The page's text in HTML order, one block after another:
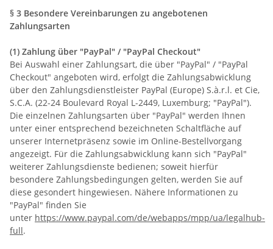
§ 3 Besondere Vereinbarungen zu angebotenen
Zahlungsarten
(1) Zahlung über "PayPal" / "PayPal Checkout"
Bei Auswahl einer Zahlungsart, die über "PayPal" / "PayPal
Checkout" angeboten wird, erfolgt die Zahlungsabwicklung
über den Zahlungsdienstleister PayPal (Europe) S.à.r.l. et Cie,
S.C.A. (22-24 Boulevard Royal L-2449, Luxemburg; "PayPal").
Die einzelnen Zahlungsarten über "PayPal" werden Ihnen
unter einer entsprechend bezeichneten Schaltfläche auf
unserer Internetpräsenz sowie im Online-Bestellvorgang
angezeigt. Für die Zahlungsabwicklung kann sich "PayPal"
weiterer Zahlungsdienste bedienen; soweit hierfür
besondere Zahlungsbedingungen gelten, werden Sie auf
diese gesondert hingewiesen. Nähere Informationen zu
"PayPal" finden Sie
unter https://www.paypal.com/de/webapps/mpp/ua/legalhub-
full.